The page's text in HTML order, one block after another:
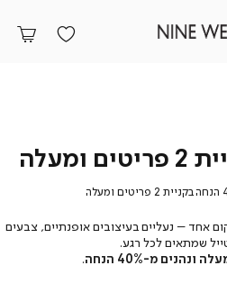
40%
2
ומעלה
אחד – נעליים בעיצובים אופנתיים, צבעים
שמתאים לכל רגע.
.